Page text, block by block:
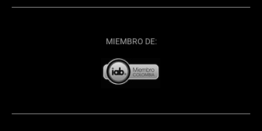
MIEMBRO DE: